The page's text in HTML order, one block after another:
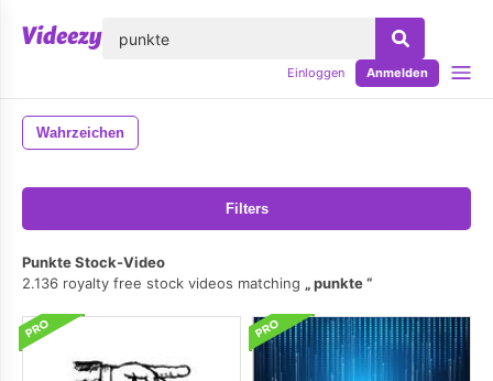
Einloggen Anmelden
Wahrzeichen
Filters
Punkte Stock-Video
2.136 royalty free stock videos matching
punkte